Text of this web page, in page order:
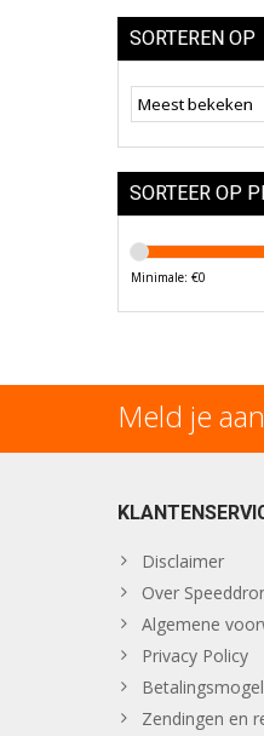
SORTEREN OP
SORTEER OP
Minimale: €0
Meld je
Disclaimer
Over
Algemene
Privacy Policy
Zendingen en